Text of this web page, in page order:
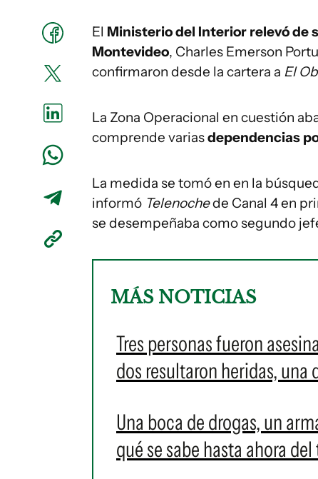
El Ministerio del Interior relevó de
Montevideo, Charles Emerson
confirmaron desde la cartera a El
La Zona Operacional en cuestión
comprende variasdependencias
La medida se tomó en en la
informó Telenochede Canal 4 en
se desempeñaba como segundo
MÁS NOTICIAS
Tres personas fueron
dos resultaron heridas, una
Una boca de drogas, un
qué se sabe hasta ahora